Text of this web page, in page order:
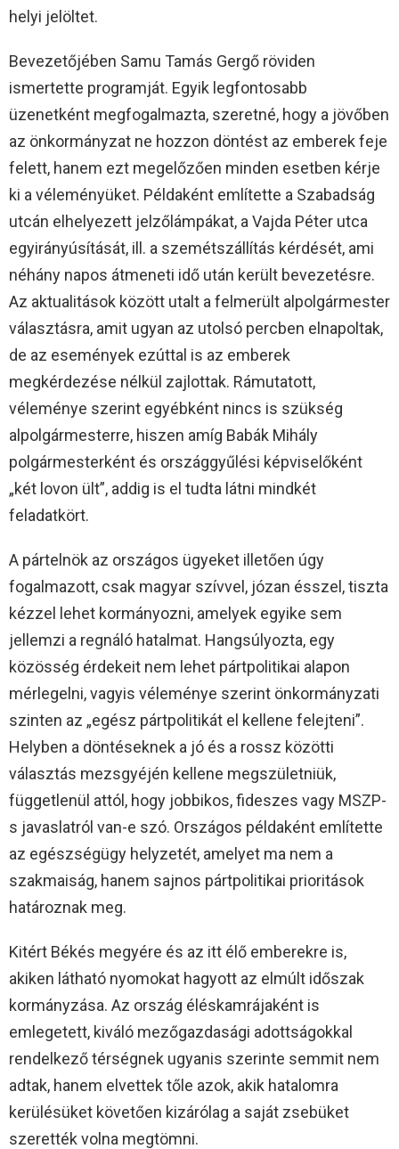
helyi jelöltet.
Bevezetőjében Samu Tamás Gergő röviden
ismertette programját. Egyik legfontosabb
üzenetként megfogalmazta, szeretné, hogy a jövőben
az önkormányzat ne hozzon döntést az emberek feje
felett, hanem ezt megelőzően minden esetben kérje
ki a véleményüket. Példaként említette a Szabadság
utcán elhelyezett jelzőlámpákat, a Vajda Péter utca
egyirányúsítását, ill. a szemétszállítás kérdését, ami
néhány napos átmeneti idő után került bevezetésre.
Az aktualitások között utalt a felmerült alpolgármester
választásra, amit ugyan az utolsó percben elnapoltak,
de az események ezúttal is az emberek
megkérdezése nélkül zajlottak. Rámutatott,
véleménye szerint egyébként nincs is szükség
alpolgármesterre, hiszen amíg Babák Mihály
polgármesterként és országgyűlési képviselőként
„két lovon ült”, addig is el tudta látni mindkét
feladatkört.
A pártelnök az országos ügyeket illetően úgy
fogalmazott, csak magyar szívvel, józan ésszel, tiszta
kézzel lehet kormányozni, amelyek egyike sem
jellemzi a regnáló hatalmat. Hangsúlyozta, egy
közösség érdekeit nem lehet pártpolitikai alapon
mérlegelni, vagyis véleménye szerint önkormányzati
szinten az „egész pártpolitikát el kellene felejteni”.
Helyben a döntéseknek a jó és a rossz közötti
választás mezsgyéjén kellene megszületniük,
függetlenül attól, hogy jobbikos, fideszes vagy MSZP-
s javaslatról van-e szó. Országos példaként említette
az egészségügy helyzetét, amelyet ma nem a
szakmaiság, hanem sajnos pártpolitikai prioritások
határoznak meg.
Kitért Békés megyére és az itt élő emberekre is,
akiken látható nyomokat hagyott az elmúlt időszak
kormányzása. Az ország éléskamrájaként is
emlegetett, kiváló mezőgazdasági adottságokkal
rendelkező térségnek ugyanis szerinte semmit nem
adtak, hanem elvettek tőle azok, akik hatalomra
kerülésüket követően kizárólag a saját zsebüket
szerették volna megtömni.